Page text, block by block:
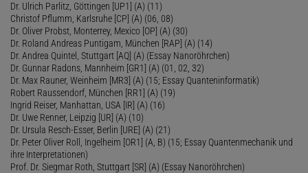
Dr. Ulrich Parlitz, Göttingen [UP1] (A) (11)
Christof Pflumm, Karlsruhe [CP] (A) (06, 08)
Dr. Oliver Probst, Monterrey, Mexico [OP] (A) (30)
Dr. Roland Andreas Puntigam, München [RAP] (A) (14)
Dr. Andrea Quintel, Stuttgart [AQ] (A) (Essay Nanoröhrchen)
Dr. Gunnar Radons, Mannheim [GR1] (A) (01, 02, 32)
Dr. Max Rauner, Weinheim [MR3] (A) (15; Essay Quanteninformatik)
Robert Raussendorf, München [RR1] (A) (19)
Ingrid Reiser, Manhattan, USA [IR] (A) (16)
Dr. Uwe Renner, Leipzig [UR] (A) (10)
Dr. Ursula Resch-Esser, Berlin [URE] (A) (21)
Dr. Peter Oliver Roll, Ingelheim [OR1] (A, B) (15; Essay Quantenmechanik und
ihre Interpretationen)
Prof. Dr. Siegmar Roth, Stuttgart [SR] (A) (Essay Nanoröhrchen)